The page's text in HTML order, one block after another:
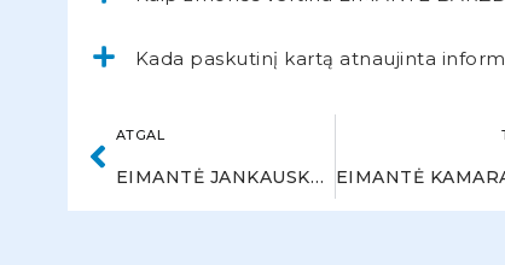
Kada paskutinį kartą atnaujinta
ATGAL
EIMANTĖ JANKAUSKAITĖ